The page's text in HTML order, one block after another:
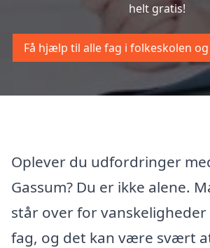
helt gratis!
Få hjælp til alle fag i folkeskolen
Oplever du udfordringer
Gassum? Du er ikke alene.
står over for
fag, og det kan være svært